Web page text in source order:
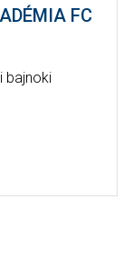
FC
bajnoki